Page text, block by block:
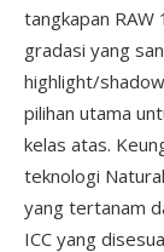
tangkapan
gradasi yang
highlight/
pilihan utama
kelas atas.
teknologi
yang tertanam
ICC yang